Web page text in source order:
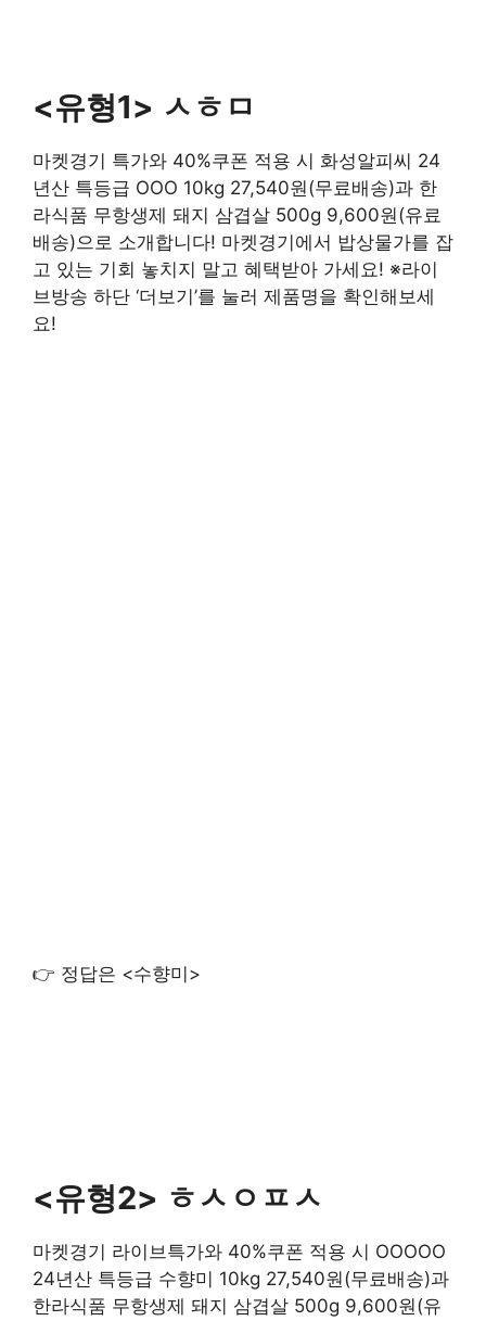
<유형1> ㅅㅎㅁ
마켓경기 특가와 40%쿠폰 적용 시 화성알피씨 24
년산 특등급 OOO 10kg 27,540원(무료배송)과 한
라식품 무항생제 돼지 삼겹살 500g 9,600원(유료
배송)으로 소개합니다! 마켓경기에서 밥상물가를 잡
고 있는 기회 놓치지 말고 혜택받아 가세요! ※라이
브방송 하단 ‘더보기’를 눌러 제품명을 확인해보세
요!
👉 정답은 <수향미>
<유형2> ㅎㅅㅇㅍㅅ
마켓경기 라이브특가와 40%쿠폰 적용 시 OOOOO
24년산 특등급 수향미 10kg 27,540원(무료배송)과
한라식품 무항생제 돼지 삼겹살 500g 9,600원(유